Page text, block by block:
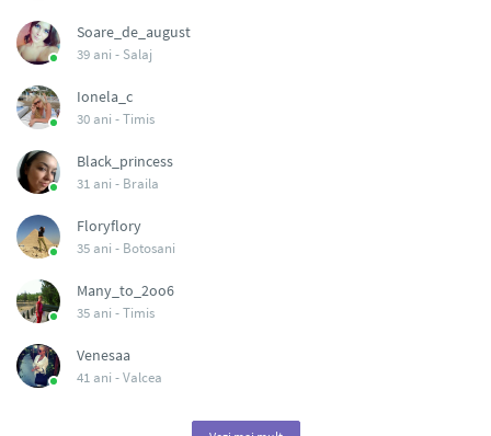
Soare_de_august
39 ani - Salaj
Ionela_c
30 ani -Timis
Black_princess
31 ani - Braila
Floryflory
35 ani - Botosani
Many_to_2oo6
35 ani -Timis
Venesaa
41 ani -Valcea